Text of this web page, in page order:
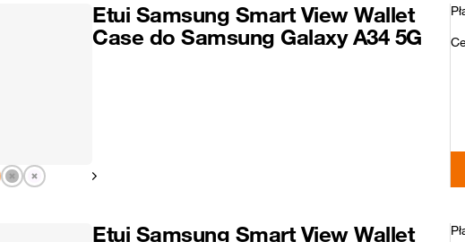
Pokaż następny
Etui Samsung Smart View Wallet
Case do Samsung Galaxy A34 5G
Etui Samsung Smart View Wallet